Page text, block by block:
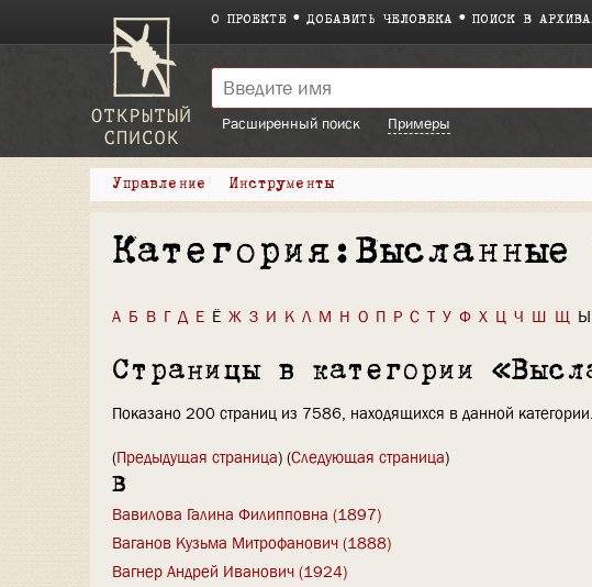
О ПРОЕКТЕ ДОБАВИТЬ ЧЕЛОВЕКА ПОИСК В
Расширенный поиск
Примеры
Управление Инструменты
А Б В Г Д Е Ё Ж З И К Л М Н О П Р С Т У Ф Х Ц Ч Ш Щ Ы
Страницы в категории
Показано 200 страниц из 7586, находящихся в данной категории.
(Предыдущая страница) (Следующая страница)
В
Вавилова Галина Филипповна (1897)
Ваганов Кузьма Митрофанович (1888)
Вагнер Андрей Иванович (1924)